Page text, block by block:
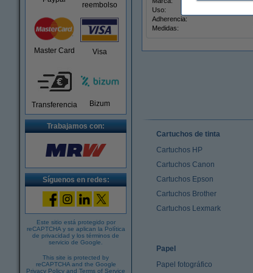
reembolso
Master Card Visa
Transferencia Bizum
Trabajamos con:
Síguenos en redes:
Este sitio está protegido por
reCAPTCHA y se aplican la Política
de privacidad y los términos de
servicio de Google
This site is protected by
reCAPTCHA and the Google
Privacy Policy and Terms of Service
Uso:
Adherencia:
Medidas:
Cartuchos de tinta
Cartuchos HP
Cartuchos Canon
Cartuchos Epson
Cartuchos Brother
Cartuchos Lexmark
Papel
Papel fotográfico